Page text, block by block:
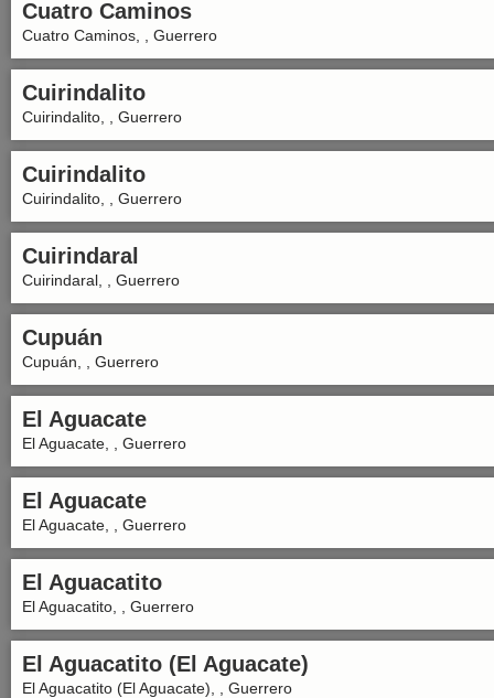
Cuatro Caminos
Cuatro Caminos, , Guerrero
Cuirindalito
Cuirindalito, , Guerrero
Cuirindalito
Cuirindalito, , Guerrero
Cuirindaral
Cuirindaral, , Guerrero
Cupuán
Cupuán, , Guerrero
El Aguacate
El Aguacate, , Guerrero
El Aguacate
El Aguacate, , Guerrero
El Aguacatito
El Aguacatito, , Guerrero
El Aguacatito (El Aguacate)
El Aguacatito (El Aguacate), , Guerrero